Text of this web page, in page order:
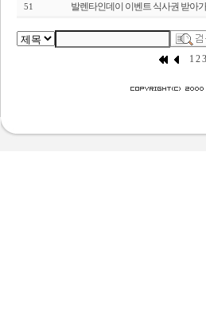
51 발렌타인데이 이벤트 식사권 받아
1 2 3